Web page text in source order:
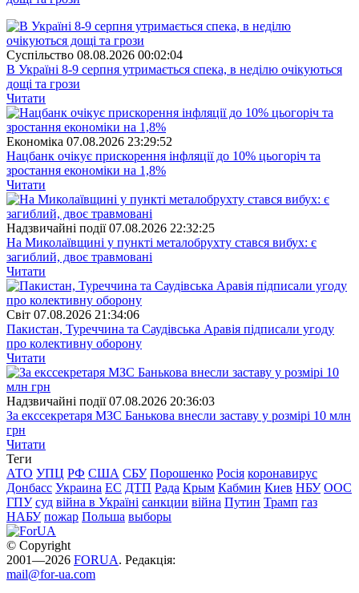
Суспiльство 08.08.2026 00:02:04
В Україні 8-9 серпня утримається спека, в неділю очікуються
дощі та грози
Читати
Економіка 07.08.2026 23:29:52
Нацбанк очікує прискорення інфляції до 10% цьогоріч та
зростання економіки на 1,8%
Читати
Надзвичайні події 07.08.2026 22:32:25
На Миколаївщині у пункті металобрухту стався вибух: є
загиблий, двоє травмовані
Читати
Свiт 07.08.2026 21:34:06
Пакистан, Туреччина та Саудівська Аравія підписали угоду
про колективну оборону
Читати
Надзвичайні події 07.08.2026 20:36:03
За екссекретаря МЗС Банькова внесли заставу у розмірі 10 млн
грн
Читати
Теги
АТО УПЦ РФ США СБУ Порошенко Росія коронавирус
Донбасс Украина ЕС ДТП Рада Крым Кабмин Киев НБУ ООС
ГПУ суд війна в Україні санкции війна Путин Трамп газ
НАБУ пожар Польша выборы
© Copyright
2001—2026 FORUA. Редакція:
mail@for-ua.com